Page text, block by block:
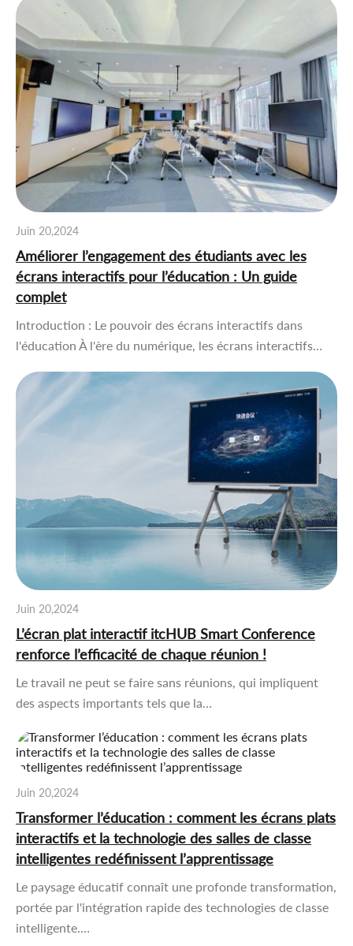
Juin 20,2024
Améliorer l’engagement des étudiants avec les
écrans interactifs pour l’éducation : Un guide
complet
Introduction : Le pouvoir des écrans interactifs dans
l'éducation À l'ère du numérique, les écrans interactifs…
Juin 20,2024
L’écran plat interactif itcHUB Smart Conference
renforce l’efficacité de chaque réunion !
Le travail ne peut se faire sans réunions, qui impliquent
des aspects importants tels que la…
Juin 20,2024
Transformer l’éducation : comment les écrans plats
interactifs et la technologie des salles de classe
intelligentes redéfinissent l’apprentissage
Le paysage éducatif connaît une profonde transformation,
portée par l'intégration rapide des technologies de classe
intelligente.…